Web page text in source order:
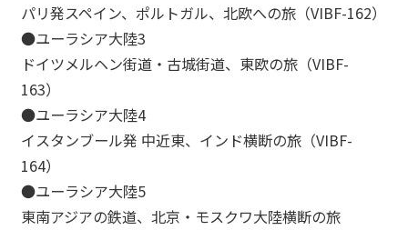
パリ発スペイン、ポルトガル、北欧への旅（VIBF-162）
●ユーラシア大陸3
ドイツメルヘン街道・古城街道、東欧の旅（VIBF-
163）
●ユーラシア大陸4
イスタンブール発 中近東、インド横断の旅（VIBF-
164）
●ユーラシア大陸5
東南アジアの鉄道、北京・モスクワ大陸横断の旅